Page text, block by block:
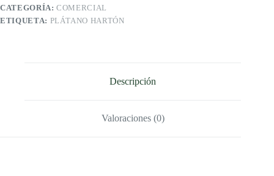
CATEGORÍA:COMERCIAL
ETIQUETA: PLÁTANO HARTÓN
Descripción
Valoraciones (0)